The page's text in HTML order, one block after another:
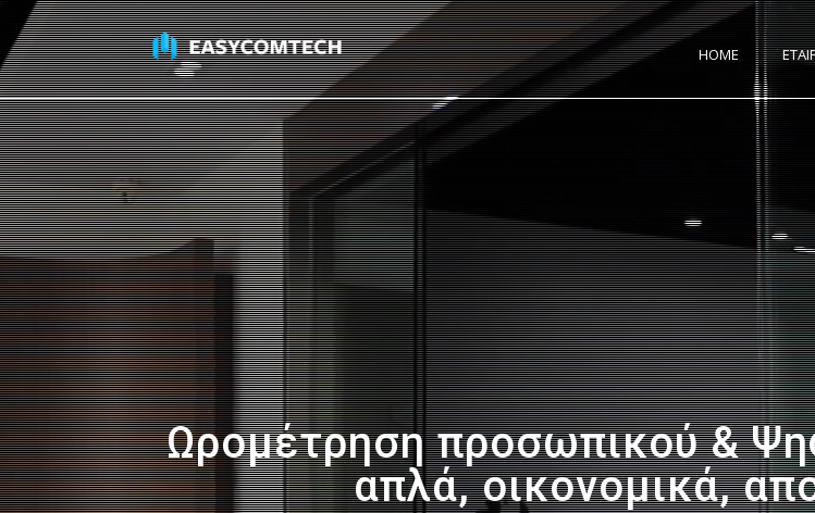
HOME
Ωρομέτρηση προσωπικού &
απλά, οικονομικά,